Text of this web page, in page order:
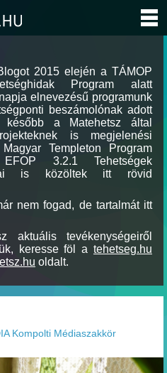
2015 elején a TÁMOP
Program alatt
elnevezésű programunk
beszámolónak adott
a Matehetsz által
is megjelenési
Templeton Program
3.2.1 Tehetségek
is közöltek itt rövid
nem fogad, de tartalmát itt
aktuális tevékenységeiről
keresse föl a tehetseg.hu
oldalt.
Kompolti Médiaszakkör